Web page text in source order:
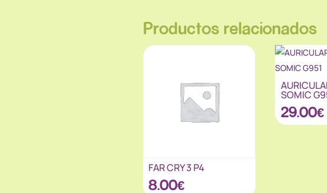
Productos relacionados
FAR CRY 3 P4
8.00€
SOMIC
29.00€